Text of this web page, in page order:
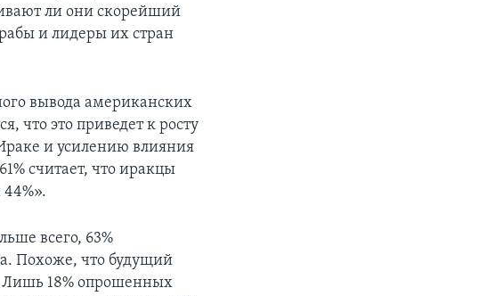
ли они скорейший
и лидеры их стран
вывода американских
что это приведет к росту
и усилению влияния
считает, что иракцы
всего, 63%
Похоже, что будущий
Лишь 18% опрошенных